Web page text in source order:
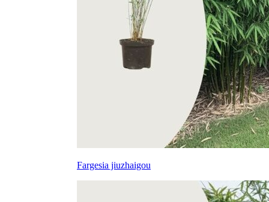
Fargesia jiuzhaigou